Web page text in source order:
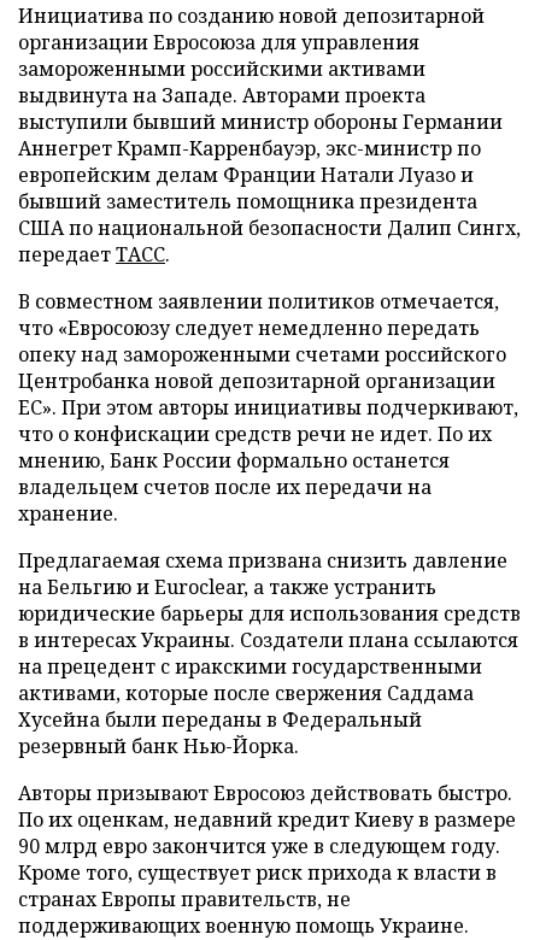
Инициатива по созданию новой депозитарной
организации Евросоюза для управления
замороженными российскими активами
выдвинута на Западе. Авторами проекта
выступили бывший министр обороны Германии
Аннегрет Крамп-Карренбауэр, экс-министр по
европейским делам Франции Натали Луазо и
бывший заместитель помощника президента
США по национальной безопасности Далип Сингх,
передаетТАСС.
В совместном заявлении политиков отмечается,
что «Евросоюзу следует немедленно передать
опеку над замороженными счетами российского
Центробанка новой депозитарной организации
ЕС». При этом авторы инициативы подчеркивают,
что о конфискации средств речи не идет. По их
мнению, Банк России формально останется
владельцем счетов после их передачи на
хранение.
Предлагаемая схема призвана снизить давление
на Бельгию и Euroclear, а также устранить
юридические барьеры для использования средств
в интересах Украины. Создатели плана ссылаются
на прецедент с иракскими государственными
активами, которые после свержения Саддама
Хусейна были переданы в Федеральный
резервный банк Нью-Йорка.
Авторы призывают Евросоюз действовать быстро.
По их оценкам, недавний кредит Киеву в размере
90 млрд евро закончится уже в следующем году.
Кроме того, существует риск прихода к власти в
странах Европы правительств, не
поддерживающих военную помощь Украине.